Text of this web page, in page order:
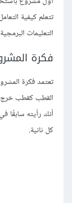
تتعلم كيفية
التعليمات
فكرة
القطب كقطب خرج
أنك رأيته سابقًا
كل ثانية.